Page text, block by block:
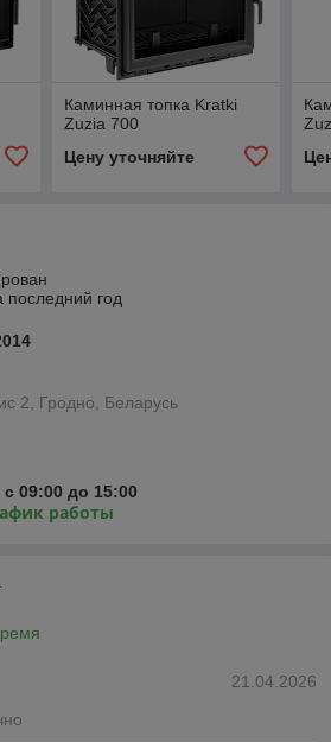
Каминная топка Kratki
Zuzia 700
Цену уточняйте
последний год
2, Гродно, Беларусь
09:00 до 15:00
работы
21.04.2026